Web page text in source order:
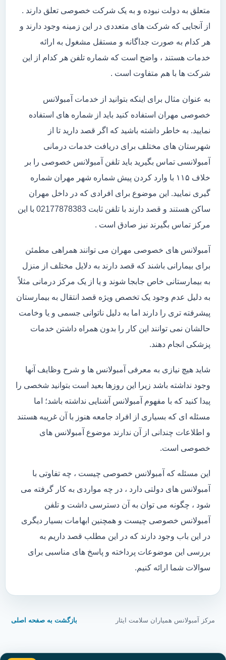
متعلق به دولت نبوده و به یک شرکت خصوصی تعلق دارند .
از آنجایی که شرکت های متعددی در این زمینه وجود دارند و
هر کدام به صورت جداگانه و مستقل مشغول به ارائه
خدمات هستند ، واضح است که شماره تلفن هر کدام از این
شرکت ها با هم متفاوت است .
به عنوان مثال برای اینکه بتوانید از خدمات آمبولانس
خصوصی مهران استفاده کنید باید از شماره های استفاده
نمایید. به خاطر داشته باشید که اگر قصد دارید تا از
شهرستان های مختلف برای دریافت خدمات درمانی
آمبولانسی تماس بگیرید باید تلفن آمبولانس خصوصی را بر
خلاف ۱۱۵ با وارد کردن پیش شماره شهر مهران شماره
گیری نمایید. این موضوع برای افرادی که در داخل مهران
ساکن هستند و قصد دارند با تلفن ثابت 02177878383 با این
مرکز تماس بگیرند نیز صادق است .
آمبولانس های خصوصی مهران می توانند همراهی مطمئن
برای بیمارانی باشند که قصد دارند به دلایل مختلف از منزل
به بیمارستانی خاص جابجا شوند و یا از یک مرکز درمانی مثلاً
به دلیل عدم وجود یک تخصص ویژه قصد انتقال به بیمارستان
پیشرفته تری را دارند اما به دلیل ناتوانی جسمی و یا وخامت
حالشان نمی توانند این کار را بدون همراه داشتن خدمات
پزشکی انجام دهند.
شاید هیچ نیازی به معرفی آمبولانس ها و شرح وظایف آنها
وجود نداشته باشد زیرا این روزها بعید است بتوانید شخصی را
پیدا کنید که با مفهوم آمبولانس آشنایی نداشته باشد؛ اما
مسئله ای که بسیاری از افراد جامعه هنوز با آن غریبه هستند
و اطلاعات چندانی از آن ندارند موضوع آمبولانس های
خصوصی است.
این مسئله که آمبولانس خصوصی چیست ، چه تفاوتی با
آمبولانس های دولتی دارد ، در چه مواردی به کار گرفته می
شود ، چگونه می توان به آن دسترسی داشت و تلفن
آمبولانس خصوصی چیست و همچنین ابهامات بسیار دیگری
در این باب وجود دارند که در این مطلب قصد داریم به
بررسی این موضوعات پرداخته و پاسخ های مناسبی برای
سوالات شما ارائه کنیم.
مرکز آمبولانس همیاران سلامت ایثار بازگشت به صفحه اصلی